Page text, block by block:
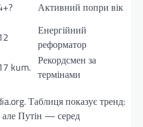
Активний попри вік
Енергійний
реформатор
kum. Рекордсмен за
термінами
Таблиця показує тренд:
але Путін — серед